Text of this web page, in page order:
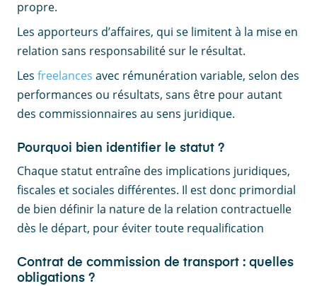
propre.
Les apporteurs d’affaires, qui se limitent à la mise en
relation sans responsabilité sur le résultat.
Les freelances avec rémunération variable, selon des
performances ou résultats, sans être pour autant
des commissionnaires au sens juridique.
Pourquoi bien identifier le statut ?
Chaque statut entraîne des implications juridiques,
fiscales et sociales différentes. Il est donc primordial
de bien définir la nature de la relation contractuelle
dès le départ, pour éviter toute requalification
Contrat de commission de transport : quelles
obligations ?